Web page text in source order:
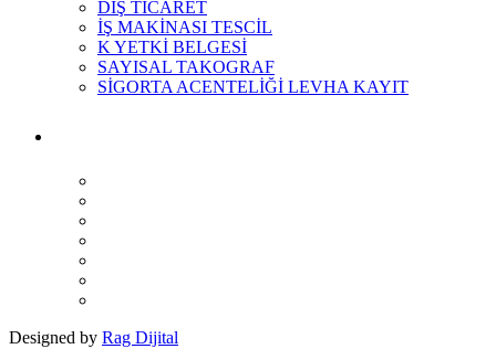
DIŞ TİCARET
İŞ MAKİNASI TESCİL
K YETKİ BELGESİ
SAYISAL TAKOGRAF
SİGORTA ACENTELİĞİ LEVHA KAYIT
Designed by Rag Dijital